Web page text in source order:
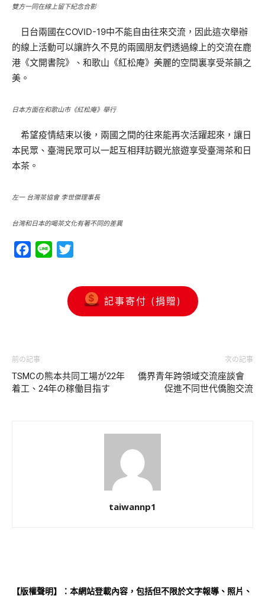
雙方一同在線上留下紀念合影
日台兩國在COVID-19中不能自由往來交流，因此這次舉辦
的線上活動可以讓許久不見的兩國朋友們透過線上的交流在鹿
港《文開書院》、和歌山《紅松庵》美麗的空間裏享受茶韻之
美。
日本方面在和歌山市《紅松庵》舉行
希望疫情結束以後，兩國之間的往來能再次活躍起來，讓日
本民眾、臺灣民眾可以一起互相拜訪觀光旅遊享受臺灣茶和日
本茶。
左一 台灣茶協會 李世傑理事長
台灣和日本的喝茶文化有著不同的差異
Facebook
Line
記事寄付 (捐贈)
前の記事
TSMCの熊本共同工場が22年
着工、24年の稼働目指す
次の記事
僑界青年跨領域交流座談會
促進不同世代僑胞交流
taiwannp1
【版權聲明】：本網站登載內容，包括但不限於文字報導、照片、